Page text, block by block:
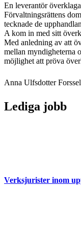
En leverantör
Förvaltningsrättens
tecknade de
A kom in med sitt
Med anledning av att
mellan myndigheterna
möjlighet att pröva
Anna Ulfsdotter
Lediga jobb
Verksjurister inom